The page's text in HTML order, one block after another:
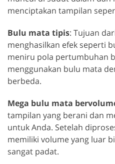
menciptakan tampilan
Bulu mata tipis: Tujuan
menghasilkan efek seperti
meniru pola pertumbuhan
menggunakan bulu mata
berbeda.
Mega bulu mata
tampilan yang berani dan
untuk Anda. Setelah
memiliki volume yang luar
sangat padat.